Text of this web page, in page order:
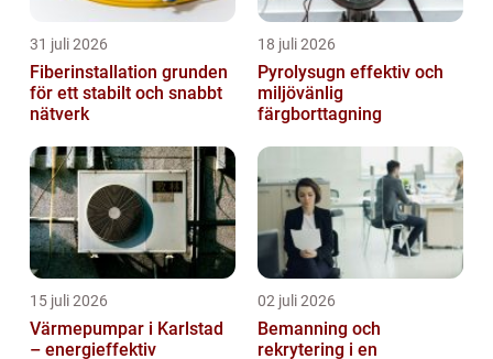
31 juli 2026
Fiberinstallation grunden
för ett stabilt och snabbt
nätverk
18 juli 2026
Pyrolysugn effektiv och
miljövänlig
färgborttagning
15 juli 2026
Värmepumpar i Karlstad
– energieffektiv
02 juli 2026
Bemanning och
rekrytering i en